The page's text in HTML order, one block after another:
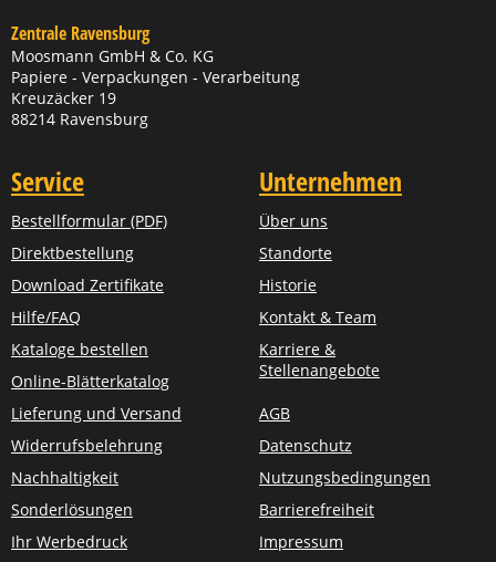
Zentrale Ravensburg
Moosmann GmbH & Co. KG
Papiere - Verpackungen - Verarbeitung
Kreuzäcker 19
88214 Ravensburg
Service
Bestellformular (PDF)
Direktbestellung
Download Zertifikate
Hilfe/FAQ
Kataloge bestellen
Online-Blätterkatalog
Lieferung und Versand
Widerrufsbelehrung
Nachhaltigkeit
Sonderlösungen
Ihr Werbedruck
Unternehmen
Über uns
Standorte
Historie
Kontakt & Team
Karriere &
Stellenangebote
AGB
Datenschutz
Nutzungsbedingungen
Barrierefreiheit
Impressum